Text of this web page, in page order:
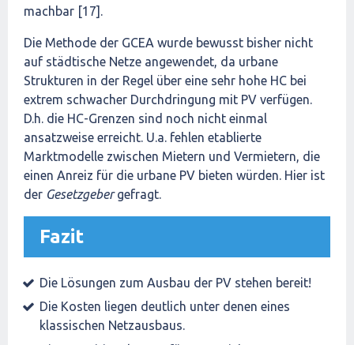
machbar [17].
Die Methode der GCEA wurde bewusst bisher nicht
auf städtische Netze angewendet, da urbane
Strukturen in der Regel über eine sehr hohe HC bei
extrem schwacher Durchdringung mit PV verfügen.
D.h. die HC-Grenzen sind noch nicht einmal
ansatzweise erreicht. U.a. fehlen etablierte
Marktmodelle zwischen Mietern und Vermietern, die
einen Anreiz für die urbane PV bieten würden. Hier ist
der Gesetzgebergefragt.
Fazit
Die Lösungen zum Ausbau der PV stehen bereit!
Die Kosten liegen deutlich unter denen eines
klassischen Netzausbaus.